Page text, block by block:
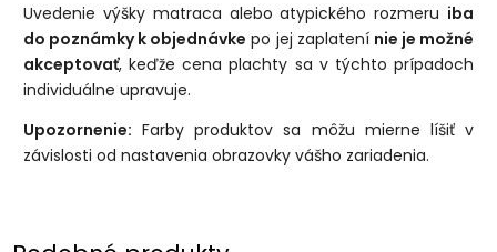
Uvedenie výšky matraca alebo atypického rozmeru iba
do poznámky k objednávke po jej zaplatení nie je možné
akceptovať, keďže cena plachty sa v týchto prípadoch
individuálne upravuje.
Upozornenie: Farby produktov sa môžu mierne líšiť v
závislosti od nastavenia obrazovky vášho zariadenia.